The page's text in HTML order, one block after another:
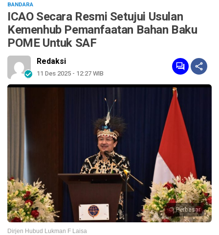
BANDARA
ICAO Secara Resmi Setujui Usulan
Kemenhub Pemanfaatan Bahan Baku
POME Untuk SAF
Redaksi
11 Des 2025 - 12:27 WIB
Perbesar
Dirjen Hubud Lukman F Laisa